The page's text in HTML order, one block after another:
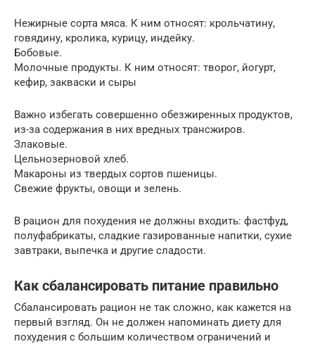
Нежирные сорта мяса. К ним относят: крольчатину,
говядину, кролика, курицу, индейку.
Бобовые.
Молочные продукты. К ним относят: творог, йогурт,
кефир, закваски и сыры
Важно избегать совершенно обезжиренных продуктов,
из-за содержания в них вредных трансжиров.
Злаковые.
Цельнозерновой хлеб.
Макароны из твердых сортов пшеницы.
Свежие фрукты, овощи и зелень.
В рацион для похудения не должны входить: фастфуд,
полуфабрикаты, сладкие газированные напитки, сухие
завтраки, выпечка и другие сладости.
Как сбалансировать питание правильно
Сбалансировать рацион не так сложно, как кажется на
первый взгляд. Он не должен напоминать диету для
похудения с большим количеством ограничений и